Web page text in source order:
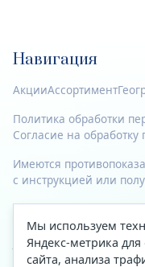
Навигация
АкцииАссортимент
Политика обработки
Согласие на
Имеются
с инструкцией или
© 2023—2026 Все
Адрес
Мы используем
Яндекс-метрика
сайта, анализа